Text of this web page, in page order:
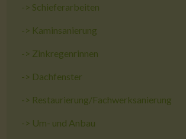
-> Schieferarbeiten
-> Kaminsanierung
-> Zinkregenrinnen
-> Dachfenster
-> Restaurierung/Fachwerksanierung
-> Um- und Anbau